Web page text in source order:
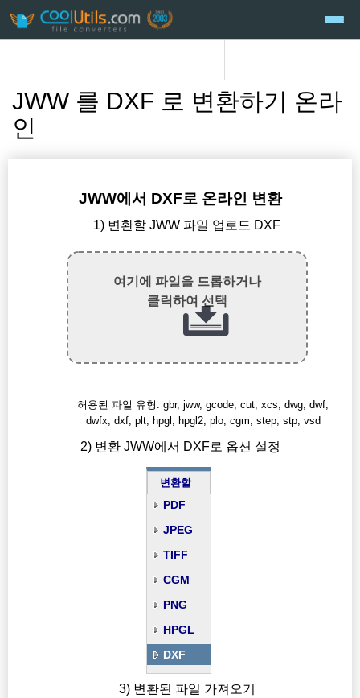
JWW 를 DXF 로 변환하기 온라
인
JWW에서 DXF로 온라인 변환
1) 변환할 JWW 파일 업로드 DXF
여기에 파일을 드롭하거나
클릭하여 선택
허용된 파일 유형: gbr, jww, gcode, cut, xcs, dwg, dwf,
dwfx, dxf, plt, hpgl, hpgl2, plo, cgm, step, stp, vsd
2) 변환 JWW에서 DXF로 옵션 설정
변환할
PDF
JPEG
TIFF
CGM
PNG
HPGL
DXF
3) 변환된 파일 가져오기